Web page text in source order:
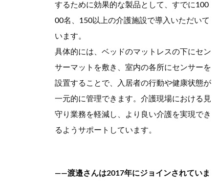
するために効果的な製品として、すでに100
00名、150以上の介護施設で導入いただいて
います。
具体的には、ベッドのマットレスの下にセン
サーマットを敷き、室内の各所にセンサーを
設置することで、入居者の行動や健康状態が
一元的に管理できます。介護現場における見
守り業務を軽減し、より良い介護を実現でき
るようサポートしています。
——渡邉さんは2017年にジョインされていま